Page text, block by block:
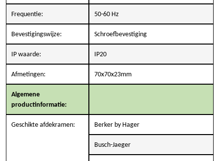
Frequentie: 50-60 Hz
Bevestigingswijze: Schroefbevestiging
IP waarde: IP20
Afmetingen: 70x70x23mm
Algemene
productinformatie:
Geschikte afdekramen: Berker by Hager
Busch-Jaeger